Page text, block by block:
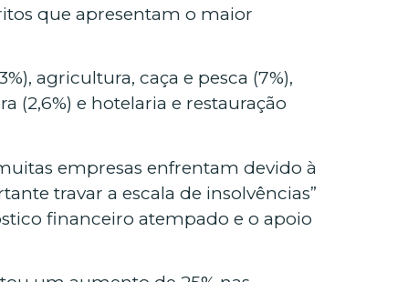
que apresentam o maior
agricultura, caça e pesca (7%),
(2,6%) e hotelaria e restauração
empresas enfrentam devido à
travar a escala de insolvências”
financeiro atempado e o apoio